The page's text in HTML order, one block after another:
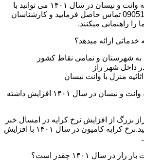
برای اطلاع از نرخ کرایه وانت و نیسان در سال ۱۴۰۱ می توانید با
شماره تماس 09051803289 تماس حاصل فرمایید و کارشناسان
را راهنمایی میکنند.
ارائه میدهد؟
به شهرستان و تمامی نقاط کشور
داخل شهر راز
منزل با وانت نیسان
آیا نرخ حمل بار و کرایه وانت و نیسان در سال ۱۴۰۱ افزایش داشته
بزرگ از افزایش نرخ کرایه در امسال خبر
داد و به تصویب نیز رسید.نرخ کرایه کامیون در سال ۱۴۰۱ با افزایش
سال ۱۴۰۱ چقدر است؟